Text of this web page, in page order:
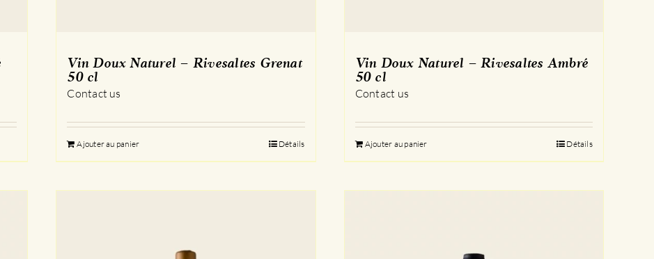
Vin Doux Naturel – Rivesaltes Grenat
50 cl
Contact us
Ajouter au panier Détails
Vin Doux Naturel – Rivesaltes Ambré
50 cl
Contact us
Ajouter au panier Détails